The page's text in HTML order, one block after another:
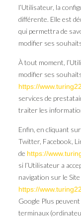
l’Utilisateur, la
différente. Elle est
qui permettra de
modifier ses
À tout moment,
modifier ses
https://
services de
traiter les
Enfin, en cliquant
Twitter, Facebook,
de https://
si l’Utilisateur a
navigation sur le
https://
Google Plus
terminaux